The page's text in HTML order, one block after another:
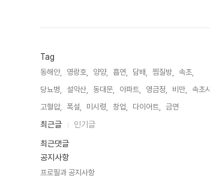
Tag
동해안, 영랑호, 양양, 흡연, 담배, 찜질방,
속초,
당뇨병,
설악산, 동대문, 아파트, 영금정, 비만,
속초시,
고혈압,
폭설, 미시령, 창업, 다이어트, 금연,
최
글
인
기
최근글
인기글
최근댓글
공지사항
프로필과 공지사항